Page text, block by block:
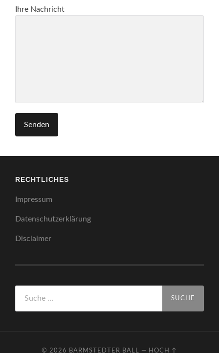
Ihre Nachricht
RECHTLICHES
Impressum
Datenschutzerklärung
Disclaimer
nach:
© 2026 BARMSTEDTER BALL — HOCH ↑